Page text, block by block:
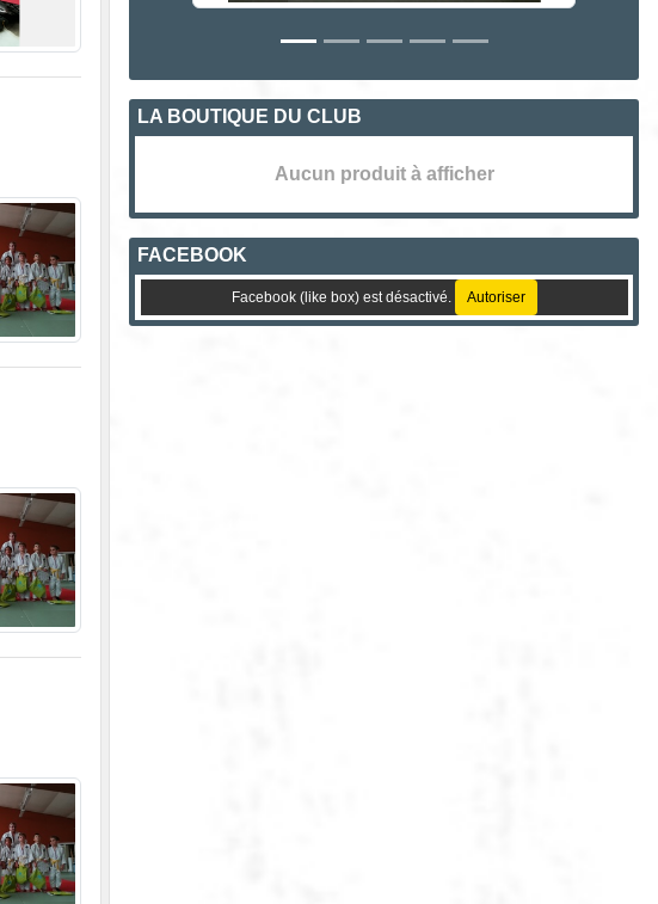
LA BOUTIQUE DU CLUB
Aucun produit à afficher
FACEBOOK
Facebook (like box) est désactivé. Autoriser